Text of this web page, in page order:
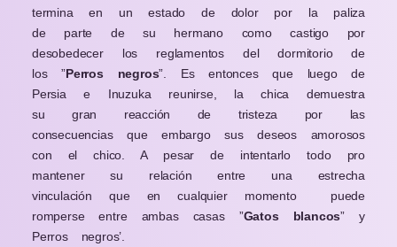
termina en un estado de dolor por la paliza
de parte de su hermano como castigo por
desobedecer los reglamentos del dormitorio de
los ”Perros negros”. Es entonces que luego de
Persia e Inuzuka reunirse, la chica demuestra
su gran reacción de tristeza por las
consecuencias que embargo sus deseos amorosos
con el chico. A pesar de intentarlo todo pro
mantener su relación entre una estrecha
vinculación que en cualquier momento puede
romperse entre ambas casas ”Gatos blancos” y
Perros negros’.